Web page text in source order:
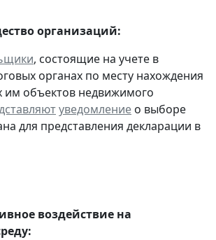
организаций:
, состоящие на учете в
органах по месту нахождения
объектов недвижимого
уведомление о выборе
для представления декларации в
воздействие на